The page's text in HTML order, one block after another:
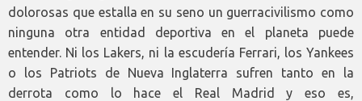
dolorosas que estalla en su seno un guerracivilismo como
ninguna otra entidad deportiva en el planeta puede
entender. Ni los Lakers, ni la escudería Ferrari, los Yankees
o los Patriots de Nueva Inglaterra sufren tanto en la
derrota como lo hace el Real Madrid y eso es,